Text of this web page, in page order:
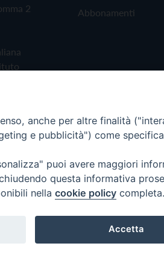
2
Abbonamenti
anche per altre finalità
e pubblicità") come
puoi avere maggiori
questa informativa
nella cookie policy completa.
Accetta